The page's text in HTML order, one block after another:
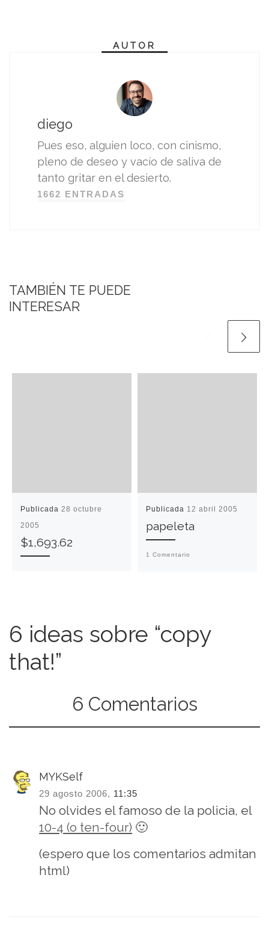
AUTOR
diego
Pues eso, alguien loco, con cinismo,
pleno de deseo y vacío de saliva de
tanto gritar en el desierto.
1662 ENTRADAS
TAMBIÉN TE PUEDE
INTERESAR
Publicada28 octubre
2005
$1,693.62
Publicada 12 abril 2005
papeleta
1 Comentario
6 ideas sobre “copy
that!”
6 Comentarios
MYKSelf
29 agosto 2006, 11:35
No olvides el famoso de la policia, el
10-4 (o ten-four) 🙂
(espero que los comentarios admitan
html)